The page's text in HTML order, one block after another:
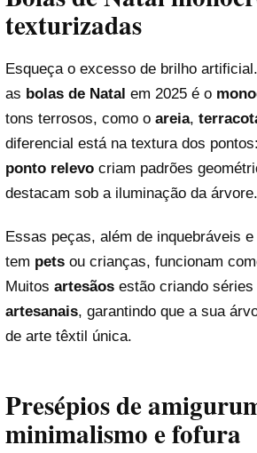
texturizadas
Esqueça o excesso de brilho
as bolas de Natal em 2025 é o
tons terrosos, como o areia,
diferencial está na textura dos pontos:
ponto relevo criam padrões
destacam sob a iluminação da árvore.
Essas peças, além de inquebráveis
tem pets ou crianças, funcionam
Muitos artesãos estão criando
artesanais, garantindo que a sua
de arte têxtil única.
Presépios de
minimalismo e fofura